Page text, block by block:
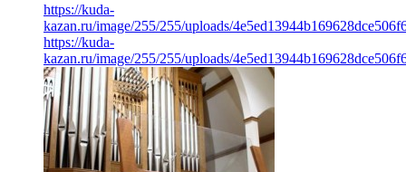
https://kuda-
kazan.ru/image/255/255/uploads/
https://kuda-
kazan.ru/image/255/255/uploads/